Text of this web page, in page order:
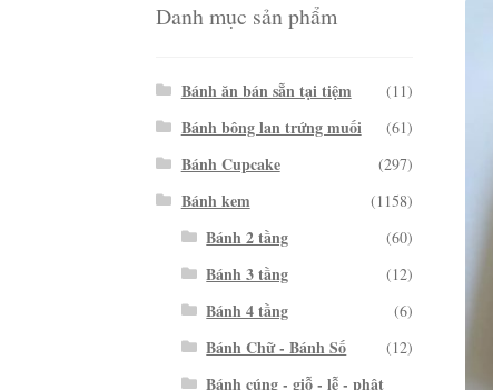
Danh mục sản phẩm
Bánh ăn bán sẵn tại tiệm (11)
Bánh bông lan trứng muối (61)
Bánh Cupcake (297)
Bánh kem (1158)
Bánh 2 tầng (60)
Bánh 3 tầng (12)
Bánh 4 tầng (6)
Bánh Chữ - Bánh Số (12)
Bánh cúng - giỗ - lễ - phật